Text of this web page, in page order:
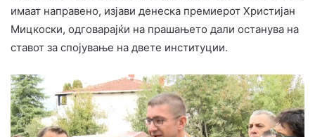
имаат направено, изјави денеска премиерот Христијан
Мицкоски, одговарајќи на прашањето дали останува на
ставот за спојување на двете институции.